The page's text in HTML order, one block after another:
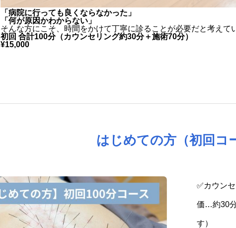
「病院に行っても良くならなかった」
「何が原因かわからない」
そんな方にこそ、時間をかけて丁寧に診ることが必要だと考えて
初回 合計100分（カウンセリング約30分＋施術70分）
¥15,000
はじめての方（初回コ
✅カウン
価…約30
す）